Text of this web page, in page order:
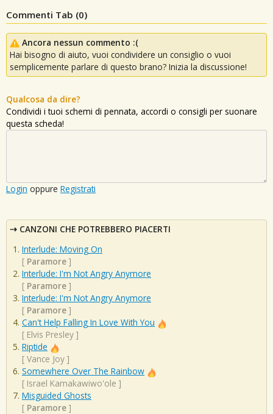
Commenti Tab (0)
Ancora nessun commento :(
Hai bisogno di aiuto, vuoi condividere un consiglio o vuoi
semplicemente parlare di questo brano? Inizia la discussione!
Qualcosa da dire?
Condividi i tuoi schemi di pennata, accordi o consigli per suonare
questa scheda!
Login oppure Registrati
CANZONI CHE POTREBBERO PIACERTI
Interlude: Moving On
[ Paramore ]
Interlude: I'm Not Angry Anymore
[ Paramore ]
Interlude: I'm Not Angry Anymore
[ Paramore ]
Can't Help Falling In Love With You
[ Elvis Presley ]
Riptide
[ Vance Joy ]
Somewhere Over The Rainbow
[ Israel Kamakawiwo'ole ]
Misguided Ghosts
[ Paramore ]